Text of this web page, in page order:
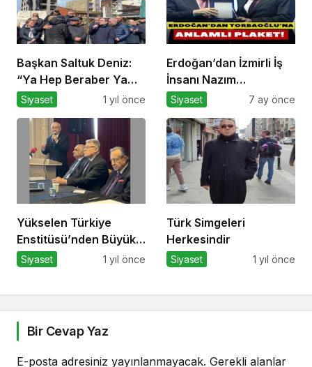
Başkan Saltuk Deniz:
“Ya Hep Beraber Ya
Hiçbirimiz!”
Siyaset 1 yıl önce
Erdoğan’dan İzmirli İş
İnsanı Nazım
Torbaoğlu’na Anlamlı
Siyaset 7 ay önce
Yükselen Türkiye
Enstitüsü’nden Büyük
Buluşma: Ekonomi,
Siyaset 1 yıl önce
Türk Simgeleri
Herkesindir
Siyaset 1 yıl önce
Bir Cevap Yaz
E-posta adresiniz yayınlanmayacak. Gerekli alanlar